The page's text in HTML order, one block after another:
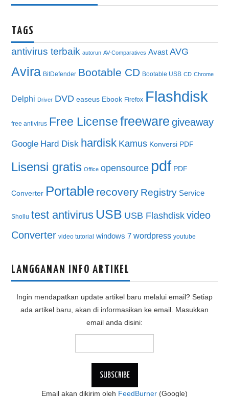
TAGS
antivirus terbaik autorun AV-Comparatives Avast AVG
Avira BitDefender Bootable CD Bootable USB CD Chrome
Delphi Driver DVD easeus Ebook Firefox Flashdisk
free antivirus Free License freeware giveaway
Google Hard Disk hardisk Kamus Konversi PDF
Lisensi gratis Office opensource pdf PDF
Converter Portable recovery Registry Service
Shollu test antivirus USB USB Flashdisk video
Converter video tutorial windows 7 wordpress youtube
LANGGANAN INFO ARTIKEL
Ingin mendapatkan update artikel baru melalui email? Setiap
ada artikel baru, akan di informasikan ke email. Masukkan
email anda disini:
Email akan dikirim oleh FeedBurner (Google)